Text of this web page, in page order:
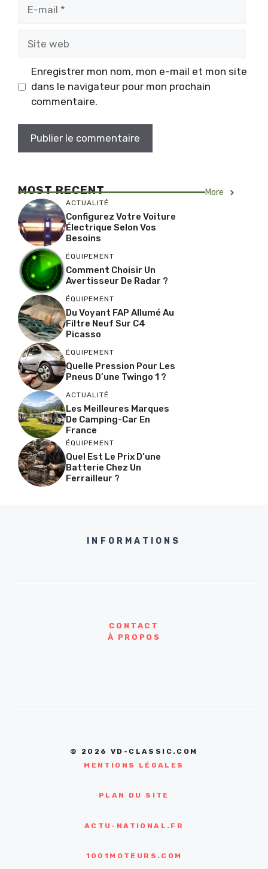
mail
web
Enregistrer mon nom, mon e-mail et mon site
dans le navigateur pour mon prochain
commentaire.
MOST RECENT More
ACTUALITÉ
Configurez Votre Voiture
Électrique Selon Vos
Besoins
ÉQUIPEMENT
Comment Choisir Un
Avertisseur De Radar ?
ÉQUIPEMENT
Du Voyant FAP Allumé Au
Filtre Neuf Sur C4
Picasso
ÉQUIPEMENT
Quelle Pression Pour Les
Pneus D’une Twingo 1 ?
ACTUALITÉ
Les Meilleures Marques
De Camping-Car En
France
ÉQUIPEMENT
Quel Est Le Prix D’une
Batterie Chez Un
Ferrailleur ?
INFORMATIONS
CONTACT
À PROPOS
© 2026 VD-CLASSIC.COM
MENTIONS LÉGALES
PLAN DU SITE
ACTU-NATIONAL.FR
1001MOTEURS.COM